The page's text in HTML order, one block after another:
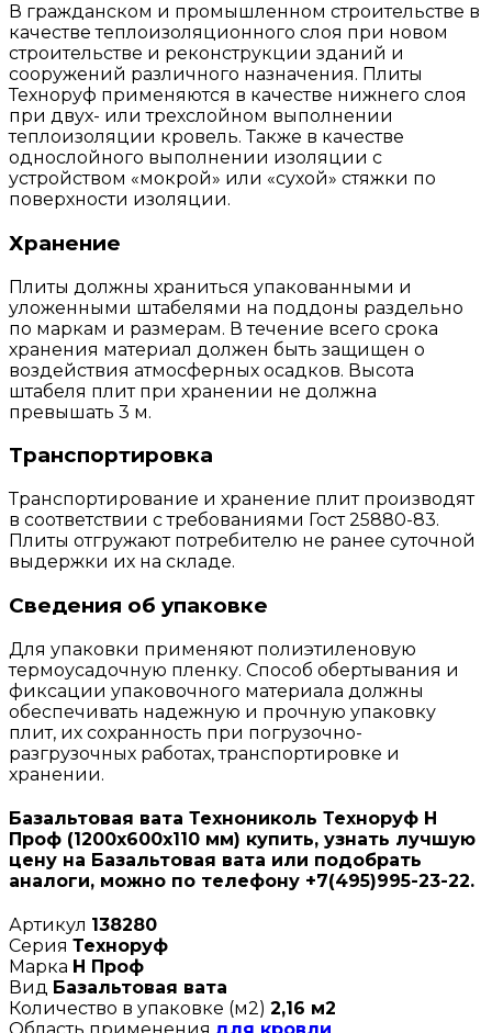
В гражданском и промышленном строительстве в
качестве теплоизоляционного слоя при новом
строительстве и реконструкции зданий и
сооружений различного назначения. Плиты
Техноруф применяются в качестве нижнего слоя
при двух- или трехслойном выполнении
теплоизоляции кровель. Также в качестве
однослойного выполнении изоляции с
устройством «мокрой» или «сухой» стяжки по
поверхности изоляции.
Хранение
Плиты должны храниться упакованными и
уложенными штабелями на поддоны раздельно
по маркам и размерам. В течение всего срока
хранения материал должен быть защищен о
воздействия атмосферных осадков. Высота
штабеля плит при хранении не должна
превышать 3 м.
Транспортировка
Транспортирование и хранение плит производят
в соответствии с требованиями Гост 25880-83.
Плиты отгружают потребителю не ранее суточной
выдержки их на складе.
Сведения об упаковке
Для упаковки применяют полиэтиленовую
термоусадочную пленку. Способ обертывания и
фиксации упаковочного материала должны
обеспечивать надежную и прочную упаковку
плит, их сохранность при погрузочно-
разгрузочных работах, транспортировке и
хранении.
Базальтовая вата Технониколь Техноруф Н
Проф (1200х600х110 мм) купить, узнать лучшую
цену на Базальтовая вата или подобрать
аналоги, можно по телефону +7(495)995-23-22.
Артикул 138280
Серия Техноруф
Марка Н Проф
Вид Базальтовая вата
Количество в упаковке (м2) 2,16 м2